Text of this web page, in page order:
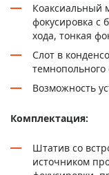
Коаксиальный
фокусировка с
хода, тонкая
Слот в
темнопольного
Возможность
Комплектация:
Штатив со
источником